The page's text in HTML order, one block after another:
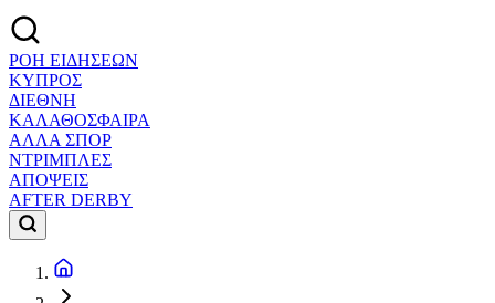
ΡΟΗ ΕΙΔΗΣΕΩΝ
ΚΥΠΡΟΣ
ΔΙΕΘΝΗ
ΚΑΛΑΘΟΣΦΑΙΡΑ
ΑΛΛΑ ΣΠΟΡ
ΝΤΡΙΜΠΛΕΣ
ΑΠΟΨΕΙΣ
AFTER DERBY